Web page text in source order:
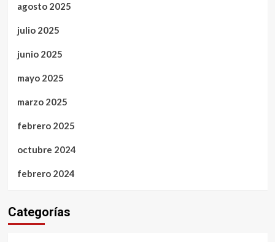
agosto 2025
julio 2025
junio 2025
mayo 2025
marzo 2025
febrero 2025
octubre 2024
febrero 2024
Categorías